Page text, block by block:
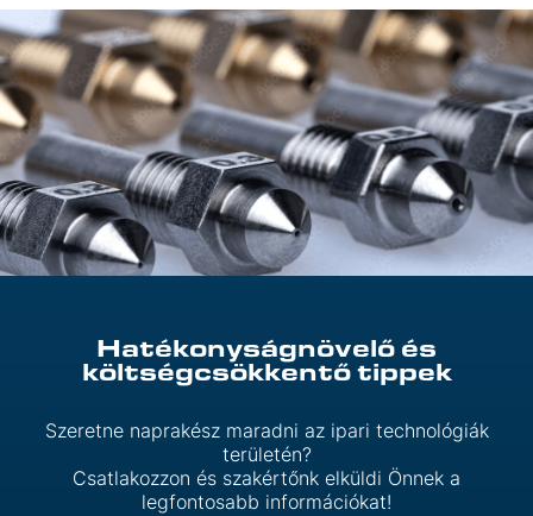
Hatékonyságnövelő és
költségcsökkentő tippek
Szeretne naprakész maradni az ipari technológiák
területén?
Csatlakozzon és szakértőnk elküldi Önnek a
legfontosabb információkat!